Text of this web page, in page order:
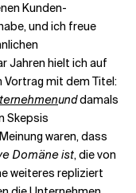
Kunden-
und ich freue
Jahren hielt ich auf
Vortrag mit dem Titel:
unddamals
Skepsis
waren, dass
Domäne ist, die von
weiteres repliziert